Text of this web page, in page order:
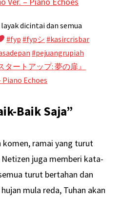
dicintai dan semua
#fyp #fypシ #kasircrisbar
#pejuangrupiah
ートアップ: 夢の扉』
Piano Echoes
Baik Saja”
komen, ramai yang turut
juga memberi kata-
turut bertahan dan
mula reda, Tuhan akan